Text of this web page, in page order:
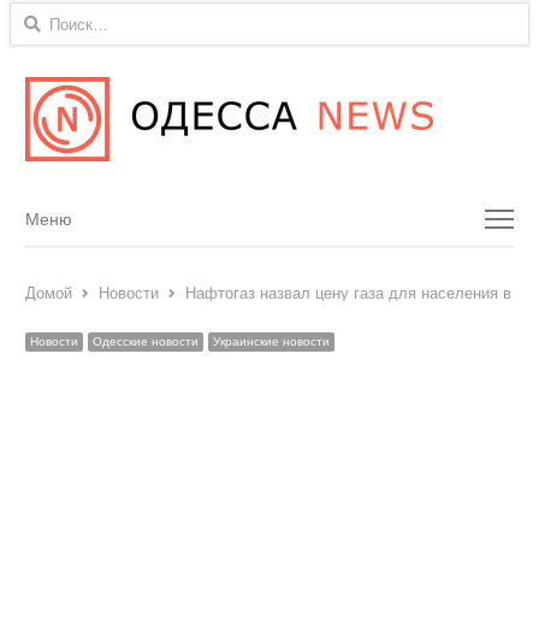
Найти:
Menu
Меню
Домой Новости Нафтогаз назвал цену газа для населения в
Новости Одесские новости Украинские новости